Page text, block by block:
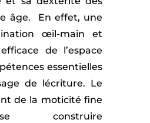
âge. En effet, une
œil-main et
de l’espace
essentielles
de lécriture. Le
de la moticité fine
construire